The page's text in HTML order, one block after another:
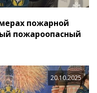
пожарной
пожароопасный
20.10.2025